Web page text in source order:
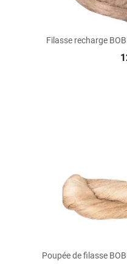
Filasse recharge
Poupée de filasse